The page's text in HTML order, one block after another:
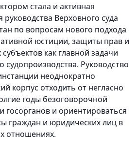
стала и активная
Верховного суда
по вопросам нового подхода
юстиции, защиты прав и
как главной задачи
судопроизводства. Руководство
неоднократно
корпус отходить от негласно
годы безоговорочной
госорганов и ориентироваться
граждан и юридических лиц в
отношениях.